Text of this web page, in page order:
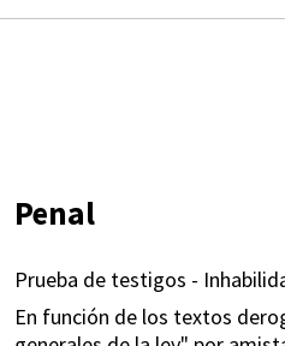
Penal
Prueba de testigos -
En función de los textos